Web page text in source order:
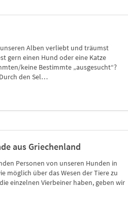
Alben verliebt und träumst
gern einen Hund oder eine Katze
keine Bestimmte „ausgesucht“?
den Sel…
aus Griechenland
Personen von unseren Hunden in
möglich über das Wesen der Tiere zu
einzelnen Vierbeiner haben, geben wir